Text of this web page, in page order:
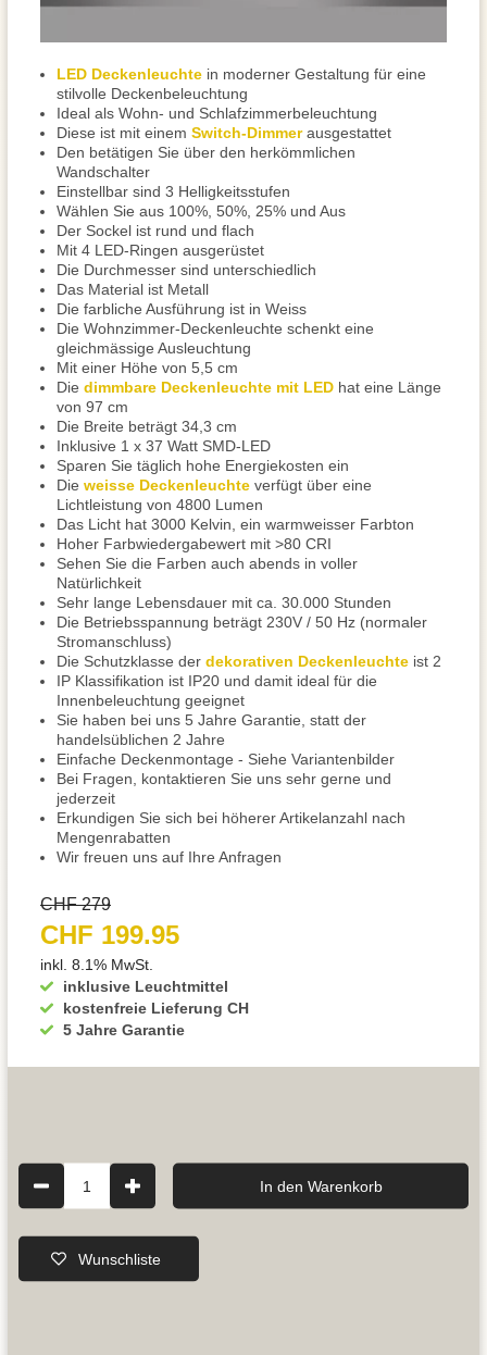
LED Deckenleuchte in moderner Gestaltung für eine
stilvolle Deckenbeleuchtung
Ideal als Wohn- und Schlafzimmerbeleuchtung
Diese ist mit einem Switch-Dimmerausgestattet
Den betätigen Sie über den herkömmlichen
Wandschalter
Einstellbar sind 3 Helligkeitsstufen
Wählen Sie aus 100%, 50%, 25% und Aus
Der Sockel ist rund und flach
Mit 4 LED-Ringen ausgerüstet
Die Durchmesser sind unterschiedlich
Das Material ist Metall
Die farbliche Ausführung ist in Weiss
Die Wohnzimmer-Deckenleuchte schenkt eine
gleichmässige Ausleuchtung
Mit einer Höhe von 5,5 cm
Die dimmbare Deckenleuchte mit LED hat eine Länge
von 97 cm
Die Breite beträgt 34,3 cm
Inklusive 1 x 37 Watt SMD-LED
Sparen Sie täglich hohe Energiekosten ein
Die weisse Deckenleuchte verfügt über eine
Lichtleistung von 4800 Lumen
Das Licht hat 3000 Kelvin, ein warmweisser Farbton
Hoher Farbwiedergabewert mit >80 CRI
Sehen Sie die Farben auch abends in voller
Natürlichkeit
Sehr lange Lebensdauer mit ca. 30.000 Stunden
Die Betriebsspannung beträgt 230V / 50 Hz (normaler
Stromanschluss)
Die Schutzklasse der dekorativen Deckenleuchte ist 2
IP Klassifikation ist IP20 und damit ideal für die
Innenbeleuchtung geeignet
Sie haben bei uns 5 Jahre Garantie, statt der
handelsüblichen 2 Jahre
Einfache Deckenmontage - Siehe Variantenbilder
Bei Fragen, kontaktieren Sie uns sehr gerne und
jederzeit
Erkundigen Sie sich bei höherer Artikelanzahl nach
Mengenrabatten
Wir freuen uns auf Ihre Anfragen
inklusive Leuchtmittel
kostenfreie Lieferung CH
5 Jahre Garantie
CHF 279
CHF 199.95
inkl. 8.1% MwSt.
1 In den Warenkorb
Wunschliste